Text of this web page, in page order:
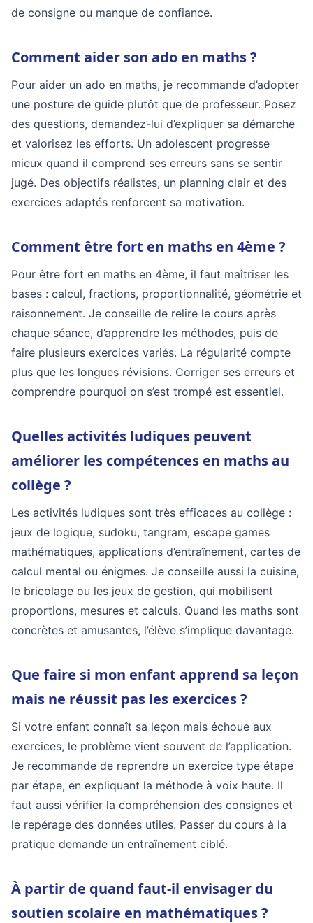
de consigne ou manque de confiance.
Comment aider son ado en maths ?
Pour aider un ado en maths, je recommande d’adopter
une posture de guide plutôt que de professeur. Posez
des questions, demandez-lui d’expliquer sa démarche
et valorisez les efforts. Un adolescent progresse
mieux quand il comprend ses erreurs sans se sentir
jugé. Des objectifs réalistes, un planning clair et des
exercices adaptés renforcent sa motivation.
Comment être fort en maths en 4ème ?
Pour être fort en maths en 4ème, il faut maîtriser les
bases : calcul, fractions, proportionnalité, géométrie et
raisonnement. Je conseille de relire le cours après
chaque séance, d’apprendre les méthodes, puis de
faire plusieurs exercices variés. La régularité compte
plus que les longues révisions. Corriger ses erreurs et
comprendre pourquoi on s’est trompé est essentiel.
Quelles activités ludiques peuvent
améliorer les compétences en maths au
collège ?
Les activités ludiques sont très efficaces au collège :
jeux de logique, sudoku, tangram, escape games
mathématiques, applications d’entraînement, cartes de
calcul mental ou énigmes. Je conseille aussi la cuisine,
le bricolage ou les jeux de gestion, qui mobilisent
proportions, mesures et calculs. Quand les maths sont
concrètes et amusantes, l’élève s’implique davantage.
Que faire si mon enfant apprend sa leçon
mais ne réussit pas les exercices ?
Si votre enfant connaît sa leçon mais échoue aux
exercices, le problème vient souvent de l’application.
Je recommande de reprendre un exercice type étape
par étape, en expliquant la méthode à voix haute. Il
faut aussi vérifier la compréhension des consignes et
le repérage des données utiles. Passer du cours à la
pratique demande un entraînement ciblé.
À partir de quand faut-il envisager du
soutien scolaire en mathématiques ?